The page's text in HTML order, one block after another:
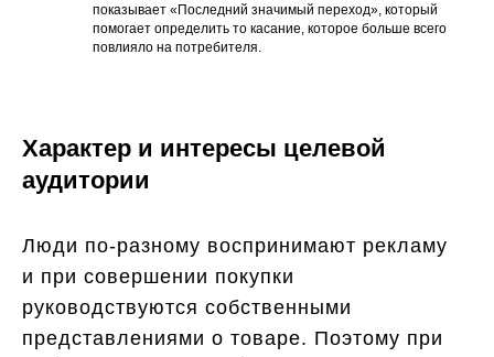
показывает «Последний значимый переход», который
помогает определить то касание, которое больше всего
повлияло на потребителя.
Характер и интересы целевой
аудитории
Люди по-разному воспринимают рекламу
и при совершении покупки
руководствуются собственными
представлениями о товаре. Поэтому при